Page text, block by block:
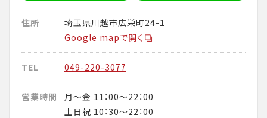
住所
埼玉県川越市広栄町24-1
Google mapで開く
TEL 049-220-3077
営業時間
月～金 11：00～22：00
土日祝 10：30～22：00